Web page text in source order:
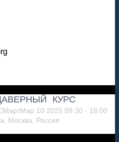
КУРС
МартМар 10 2025 09:30 - 18:00
Москва, Россия